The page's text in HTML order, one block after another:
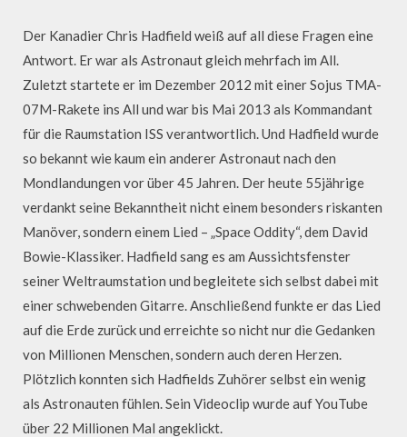
Der Kanadier Chris Hadfield weiß auf all diese Fragen eine
Antwort. Er war als Astronaut gleich mehrfach im All.
Zuletzt startete er im Dezember 2012 mit einer Sojus TMA-
07M-Rakete ins All und war bis Mai 2013 als Kommandant
für die Raumstation ISS verantwortlich. Und Hadfield wurde
so bekannt wie kaum ein anderer Astronaut nach den
Mondlandungen vor über 45 Jahren. Der heute 55jährige
verdankt seine Bekanntheit nicht einem besonders riskanten
Manöver, sondern einem Lied – „Space Oddity“, dem David
Bowie-Klassiker. Hadfield sang es am Aussichtsfenster
seiner Weltraumstation und begleitete sich selbst dabei mit
einer schwebenden Gitarre. Anschließend funkte er das Lied
auf die Erde zurück und erreichte so nicht nur die Gedanken
von Millionen Menschen, sondern auch deren Herzen.
Plötzlich konnten sich Hadfields Zuhörer selbst ein wenig
als Astronauten fühlen. Sein Videoclip wurde auf YouTube
über 22 Millionen Mal angeklickt.